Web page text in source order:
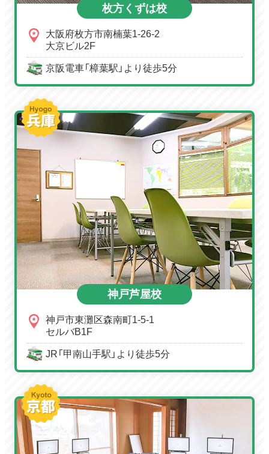
枚方くずは校
大阪府枚方市南楠葉1-26-2
大京ビル2F
京阪電車「樟葉駅」より徒歩5分
神戸芦屋校
神戸市東灘区森南町1-5-1
セルバB1F
JR「甲南山手駅」より徒歩5分